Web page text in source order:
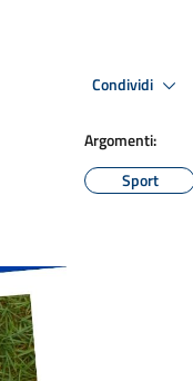
Condividi
Argomenti:
Sport